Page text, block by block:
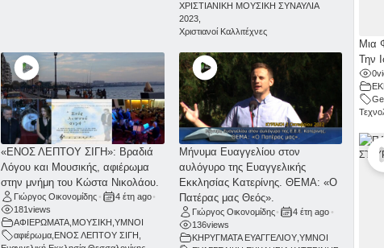
ΧΡΙΣΤΙΑΝΙΚΗ ΜΟΥΣΙΚΗ ΣΥΝΑΥΛΙΑ
2023,
Χριστιανοί Καλλιτέχνες
«ΕΝΟΣ ΛΕΠΤΟΥ ΣΙΓΗ»: Βραδιά
Λόγου και Μουσικής, αφιέρωμα
στην μνήμη του Κώστα Νικολάου.
Γιώργος Οικονομίδης • 4 έτη ago•
181views
ΑΦΙΕΡΩΜΑΤΑ ΜΟΥΣΙΚΗ ,ΥΜΝΟΙ
αφιέρωμα ΕΝΟΣ ΛΕΠΤΟΥ ΣΙΓΗ
Μήνυμα Ευαγγελίου στον
αυλόγυρο της Ευαγγελικής
Εκκλησίας Κατερίνης. ΘΕΜΑ: «Ο
Πατέρας μας Θεός».
Γιώργος Οικονομίδης• 4 έτη ago •
136views
ΚΗΡΥΓΜΑΤΑ ΕΥΑΓΓΕΛΙΟΥ, ΥΜΝΟΙ
Μια
Την
0